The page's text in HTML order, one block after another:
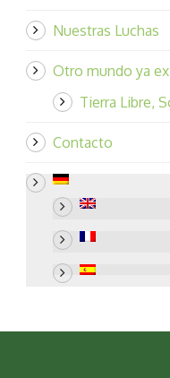
Nuestras Luchas
Otro mundo ya
Tierra Libre,
Contacto